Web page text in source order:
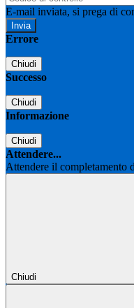
E-mail inviata, si prega di
Errore
Chiudi
Successo
Chiudi
Informazione
Chiudi
Attendere...
Attendere il completamento
Chiudi